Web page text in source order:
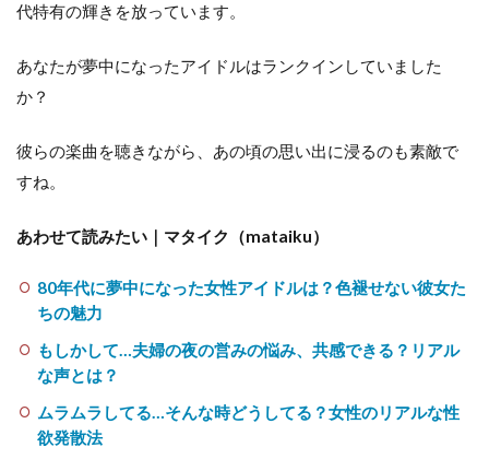
代特有の輝きを放っています。
あなたが夢中になったアイドルはランクインしていました
か？
彼らの楽曲を聴きながら、あの頃の思い出に浸るのも素敵で
すね。
あわせて読みたい｜マタイク（mataiku）
80年代に夢中になった女性アイドルは？色褪せない彼女た
ちの魅力
もしかして…夫婦の夜の営みの悩み、共感できる？リアル
な声とは？
ムラムラしてる…そんな時どうしてる？女性のリアルな性
欲発散法